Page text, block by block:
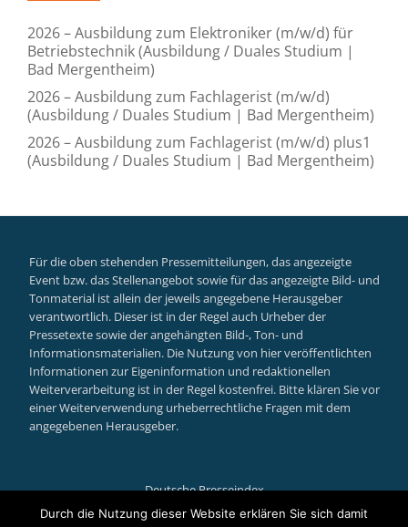
2026 – Ausbildung zum Elektroniker (m/w/d) für
Betriebstechnik (Ausbildung / Duales Studium |
Bad Mergentheim)
2026 – Ausbildung zum Fachlagerist (m/w/d)
(Ausbildung / Duales Studium | Bad Mergentheim)
2026 – Ausbildung zum Fachlagerist (m/w/d) plus1
(Ausbildung / Duales Studium | Bad Mergentheim)
Für die oben stehenden Pressemitteilungen, das angezeigte
Event bzw. das Stellenangebot sowie für das angezeigte Bild- und
Tonmaterial ist allein der jeweils angegebene Herausgeber
verantwortlich. Dieser ist in der Regel auch Urheber der
Pressetexte sowie der angehängten Bild-, Ton- und
Informationsmaterialien. Die Nutzung von hier veröffentlichten
Informationen zur Eigeninformation und redaktionellen
Weiterverarbeitung ist in der Regel kostenfrei. Bitte klären Sie vor
einer Weiterverwendung urheberrechtliche Fragen mit dem
angegebenen Herausgeber.
Deutsche Presseindex
Secondary
Durch die Nutzung dieser Website erklären Sie sich damit